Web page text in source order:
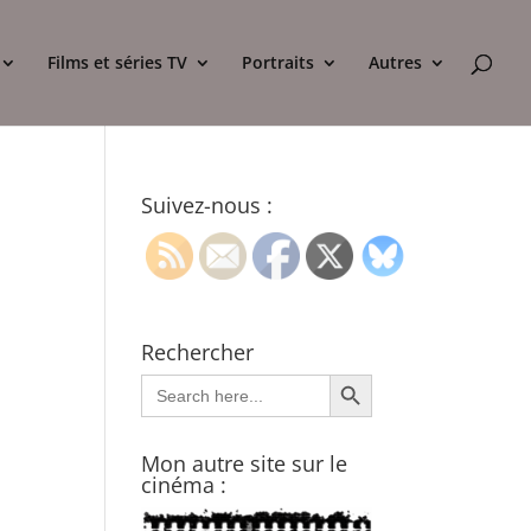
Films et séries TV Portraits Autres
Suivez-nous :
Rechercher
Search
for:
Search Button
Mon autre site sur le
cinéma :